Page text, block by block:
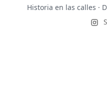
Historia en las calles ·